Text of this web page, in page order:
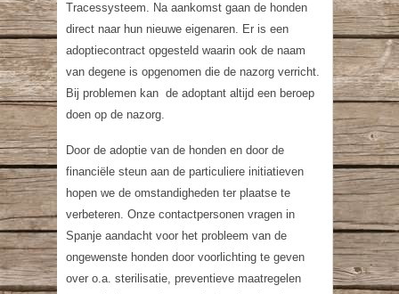
Tracessysteem. Na aankomst gaan de honden
direct naar hun nieuwe eigenaren. Er is een
adoptiecontract opgesteld waarin ook de naam
van degene is opgenomen die de nazorg verricht.
Bij problemen kan de adoptant altijd een beroep
doen op de nazorg.
Door de adoptie van de honden en door de
financiële steun aan de particuliere initiatieven
hopen we de omstandigheden ter plaatse te
verbeteren. Onze contactpersonen vragen in
Spanje aandacht voor het probleem van de
ongewenste honden door voorlichting te geven
over o.a. sterilisatie, preventieve maatregelen